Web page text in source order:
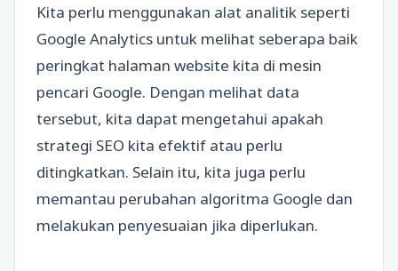
Kita perlu menggunakan alat analitik seperti
Google Analytics untuk melihat seberapa baik
peringkat halaman website kita di mesin
pencari Google. Dengan melihat data
tersebut, kita dapat mengetahui apakah
strategi SEO kita efektif atau perlu
ditingkatkan. Selain itu, kita juga perlu
memantau perubahan algoritma Google dan
melakukan penyesuaian jika diperlukan.